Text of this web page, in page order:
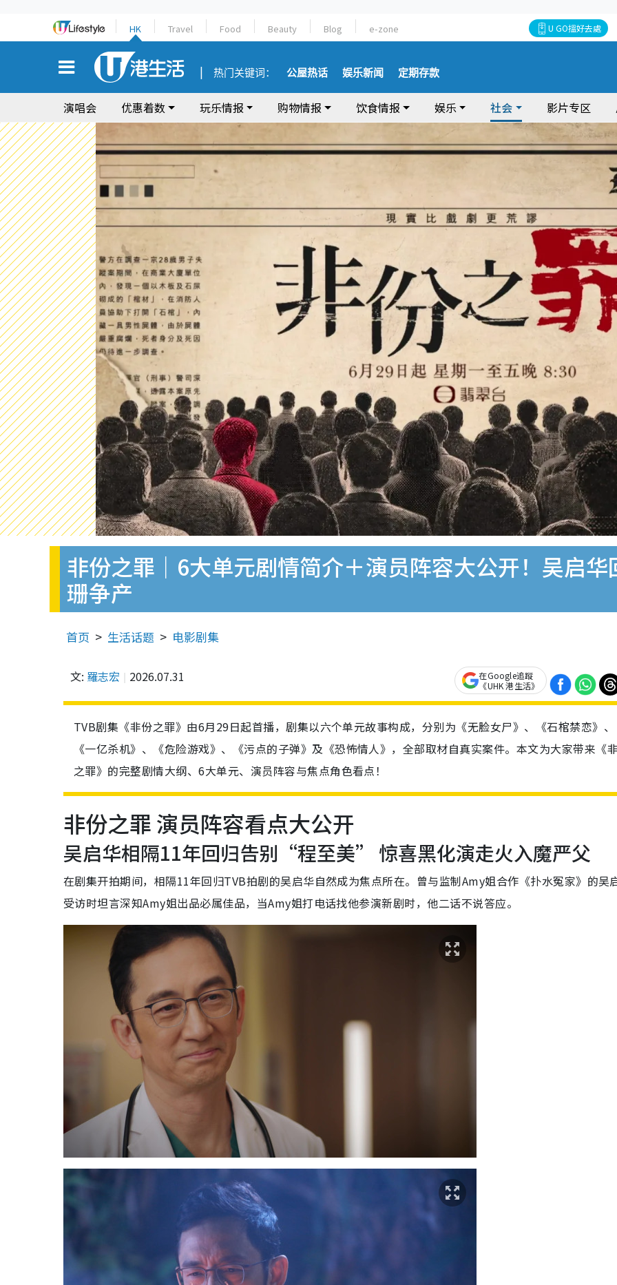
HK Travel Food Beauty Blog e-zone U GO搵好去處
热门关键词： 公屋热话 娱乐新闻 定期存款
演唱会 优惠着数 玩乐情报 购物情报 饮食情报 娱乐 社会 影片专区
非份之罪｜6大单元剧情简介＋演员阵容大公开！吴启
珊争产
首页 生活话题 电影剧集
文: 羅志宏 2026.07.31
在Google追蹤
《UHK 港生活》
TVB剧集《非份之罪》由6月29日起首播，剧集以六个单元故事构成，分别为《无脸女尸》、《石棺禁恋》、
《一亿杀机》、《危险游戏》、《污点的子弹》及《恐怖情人》，全部取材自真实案件。本文为大家带来《
之罪》的完整剧情大纲、6大单元、演员阵容与焦点角色看点！
非份之罪 演员阵容看点大公开
吴启华相隔11年回归告别“程至美” 惊喜黑化演走火入魔严父
在剧集开拍期间，相隔11年回归TVB拍剧的吴启华自然成为焦点所在。曾与监制Amy姐合作《扑水冤家》的吴
受访时坦言深知Amy姐出品必属佳品，当Amy姐打电话找他参演新剧时，他二话不说答应。